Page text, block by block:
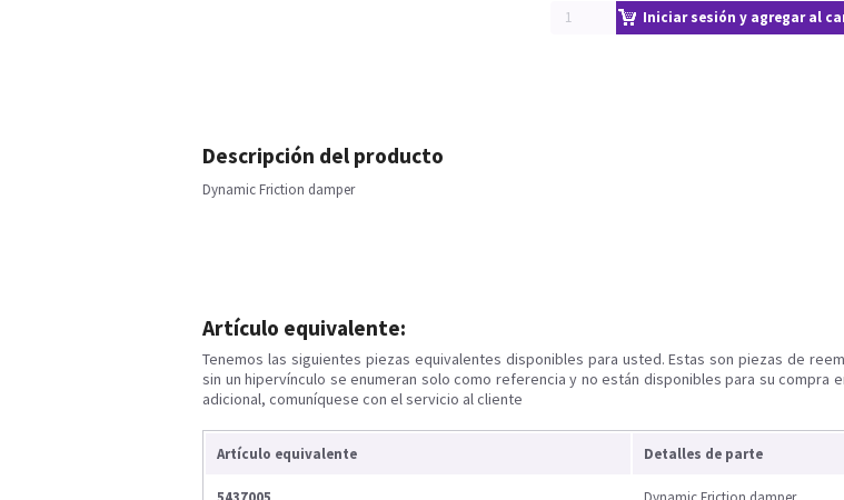
Iniciar sesión y agregar al
Descripción del producto
Dynamic Friction damper
Artículo equivalente:
Tenemos las siguientes piezas equivalentes disponibles para usted. Estas son piezas de
sin un hipervínculo se enumeran solo como referencia y no están disponibles para su compra
adicional, comuníquese con el servicio al cliente
Artículo equivalente Detalles de parte